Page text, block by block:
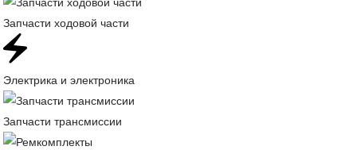
Запчасти ходовой части
Электрика и электроника
Запчасти трансмиссии